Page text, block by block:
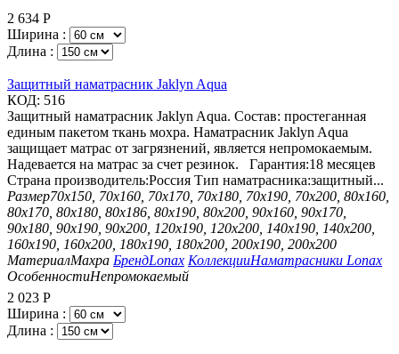
2 634 Р
Ширина :
Длина :
Защитный наматрасник Jaklyn Aqua
КОД: 516
Защитный наматрасник Jaklyn Aqua. Состав: простеганная
единым пакетом ткань мохра. Наматрасник Jaklyn Aqua
защищает матрас от загрязнений, является непромокаемым.
Надевается на матрас за счет резинок. Гарантия:18 месяцев
Страна производитель:Россия Тип наматрасника:защитный...
Размер70х150, 70х160, 70х170, 70х180, 70х190, 70х200, 80х160,
80х170, 80х180, 80х186, 80х190, 80х200, 90х160, 90х170,
90х180, 90х190, 90х200, 120х190, 120х200, 140х190, 140х200,
160х190, 160х200, 180х190, 180х200, 200х190, 200х200
МатериалМахра БрендLonax КоллекцииНаматрасники Lonax
ОсобенностиНепромокаемый
2 023 Р
Ширина :
Длина :